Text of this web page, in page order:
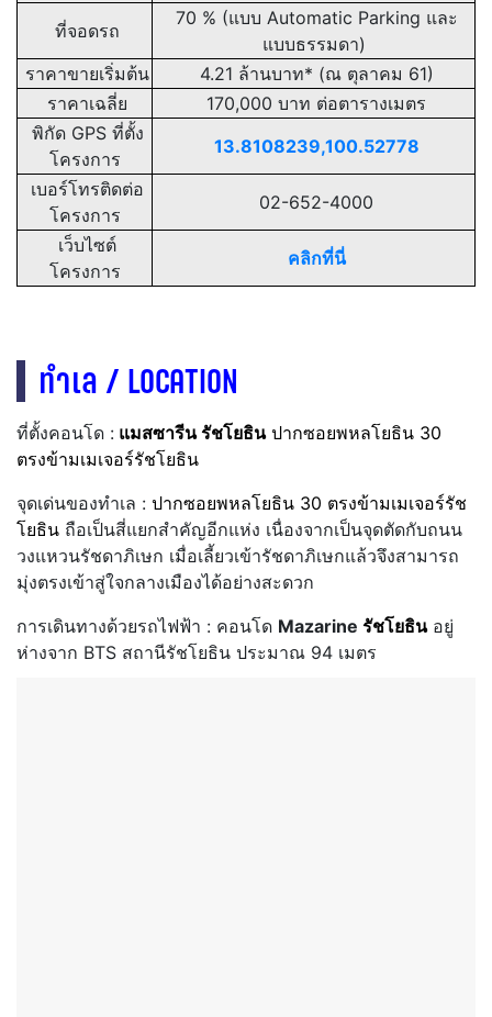
ที่จอดรถ
70 % (แบบ Automatic Parking และ
แบบธรรมดา)
ราคาขายเริ่มต้น
4.21 ล้านบาท* (ณ ตุลาคม 61)
ราคาเฉลี่ย
170,000 บาท ต่อตารางเมตร
พิกัด GPS ที่ตั้ง
โครงการ
13.8108239,100.52778
เบอร์โทรติดต่อ
โครงการ
02-652-4000
เว็บไซต์
โครงการ
คลิกที่นี่
ทำเล / LOCATION
ที่ตั้งคอนโด : แมสซารีน รัชโยธินปากซอยพหลโยธิน 30
ตรงข้ามเมเจอร์รัชโยธิน
จุดเด่นของทำเล : ปากซอยพหลโยธิน 30 ตรงข้ามเมเจอร์รัช
โยธิน ถือเป็นสี่แยกสำคัญอีกแห่ง เนื่องจากเป็นจุดตัดกับถนน
วงแหวนรัชดาภิเษก เมื่อเลี้ยวเข้ารัชดาภิเษกแล้วจึงสามารถ
มุ่งตรงเข้าสู่ใจกลางเมืองได้อย่างสะดวก
การเดินทางด้วยรถไฟฟ้า : คอนโด Mazarine รัชโยธินอยู่
ห่างจาก BTS สถานีรัชโยธิน ประมาณ 94 เมตร